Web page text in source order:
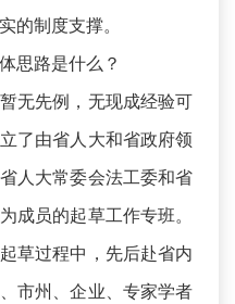
的制度支撑。
思路是什么？
无先例，无现成经验可
了由省人大和省政府领
人大常委会法工委和省
成员的起草工作专班。
草过程中，先后赴省内
市州、企业、专家学者